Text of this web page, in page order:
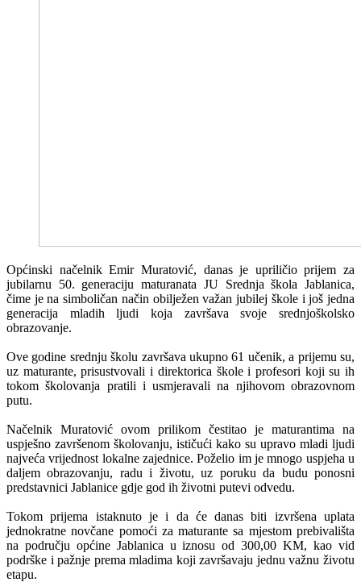
Općinski načelnik Emir Muratović, danas je upriličio prijem za
jubilarnu 50. generaciju maturanata JU Srednja škola Jablanica,
čime je na simboličan način obilježen važan jubilej škole i još jedna
generacija mladih ljudi koja završava svoje srednjoškolsko
obrazovanje.
Ove godine srednju školu završava ukupno 61 učenik, a prijemu su,
uz maturante, prisustvovali i direktorica škole i profesori koji su ih
tokom školovanja pratili i usmjeravali na njihovom obrazovnom
putu.
Načelnik Muratović ovom prilikom čestitao je maturantima na
uspješno završenom školovanju, ističući kako su upravo mladi ljudi
najveća vrijednost lokalne zajednice. Poželio im je mnogo uspjeha u
daljem obrazovanju, radu i životu, uz poruku da budu ponosni
predstavnici Jablanice gdje god ih životni putevi odvedu.
Tokom prijema istaknuto je i da će danas biti izvršena uplata
jednokratne novčane pomoći za maturante sa mjestom prebivališta
na području općine Jablanica u iznosu od 300,00 KM, kao vid
podrške i pažnje prema mladima koji završavaju jednu važnu životu
etapu.